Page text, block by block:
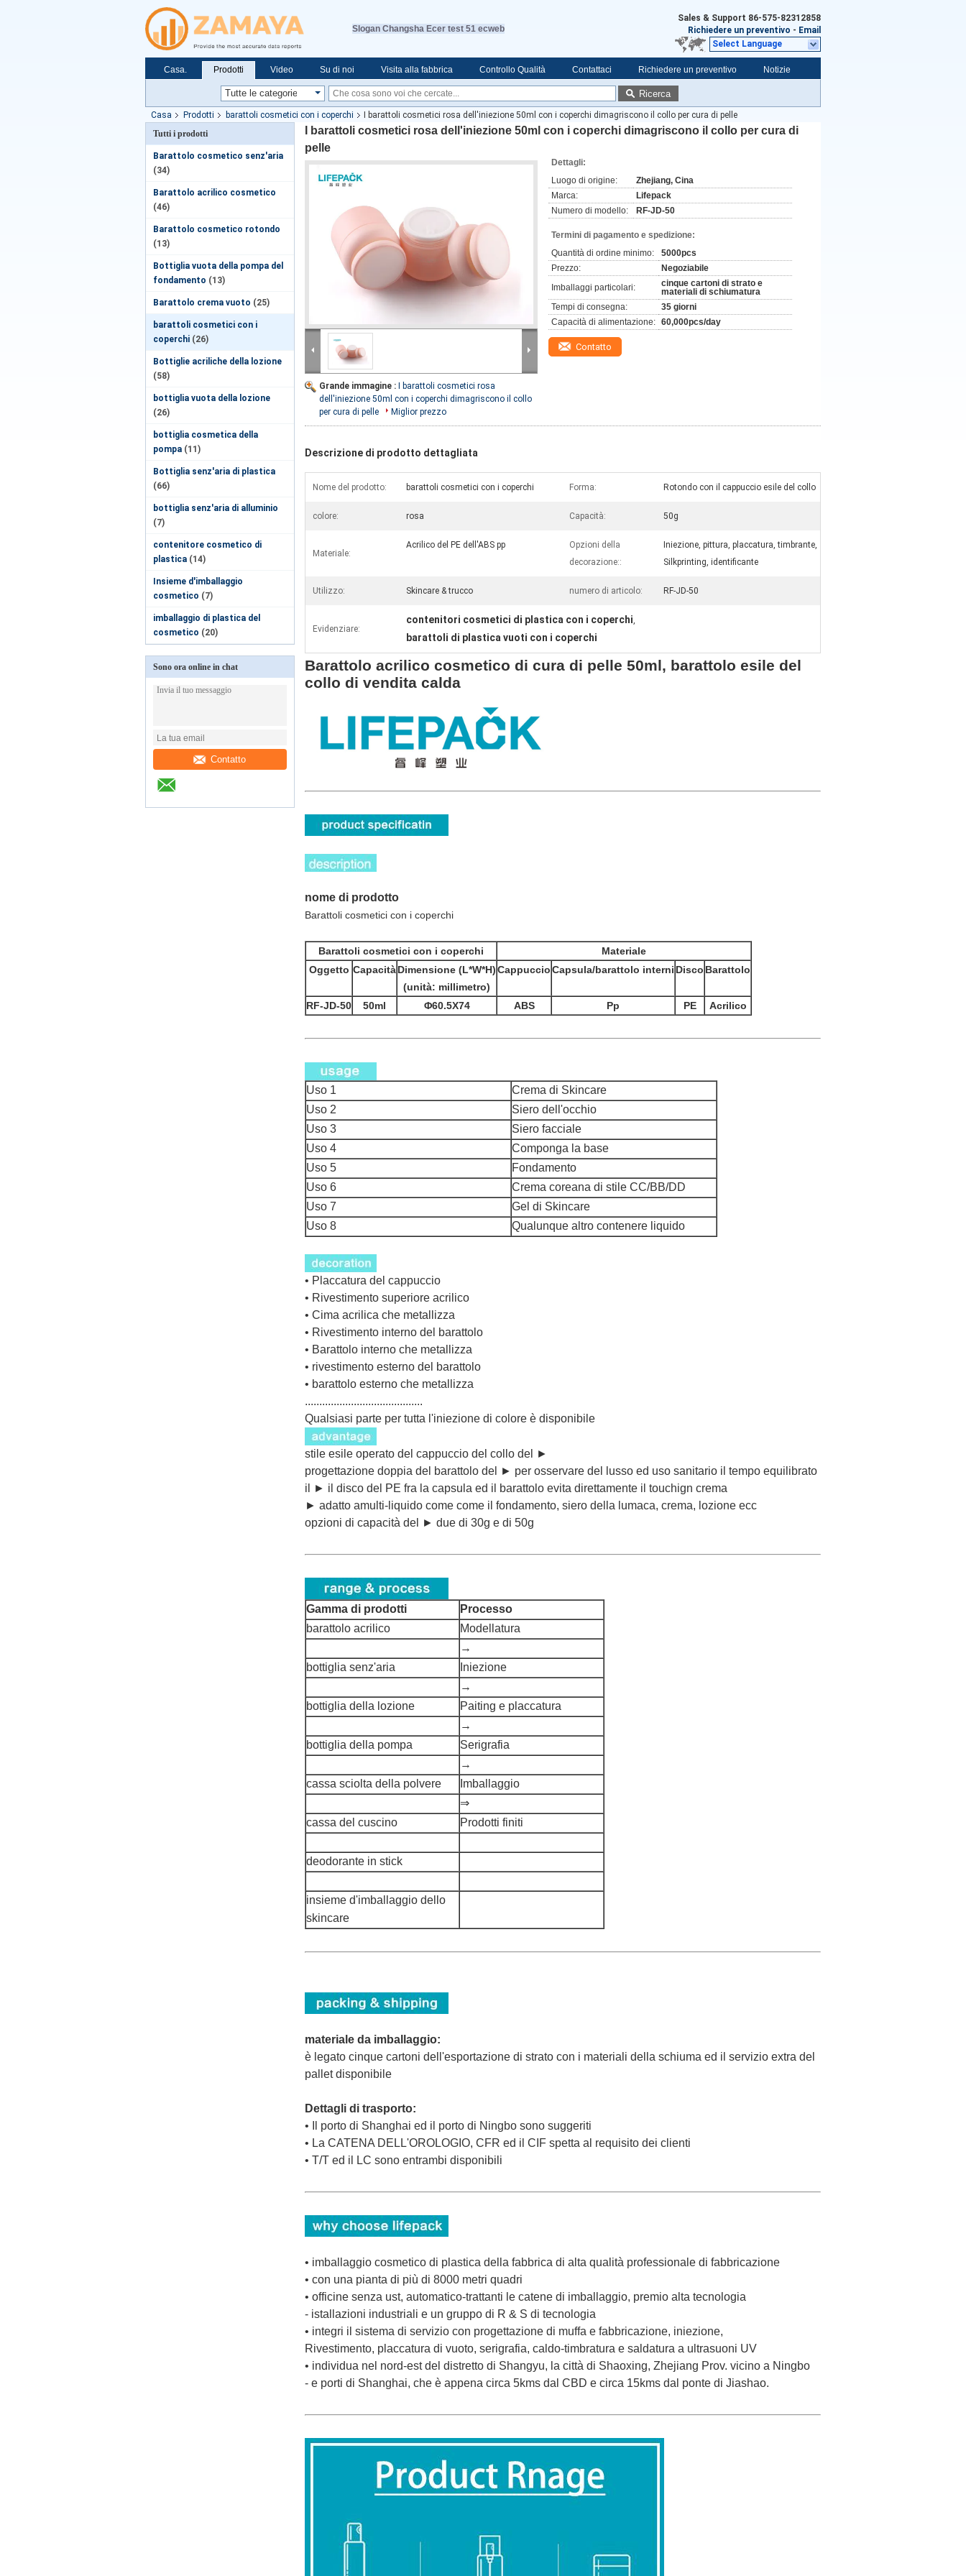
Slogan Changsha Ecer test 51 ecweb
Sales & Support 86-575-82312858
Richiedere un preventivo - Email
Select Language
Casa. Prodotti Video Su di noi Visita alla fabbrica Controllo Qualità Contattaci Richiedere un preventivo Notizie
Ricerca
Casa Prodotti barattoli cosmetici con i coperchi
I barattoli cosmetici rosa dell'iniezione 50ml con i coperchi dimagriscono il collo per cura di pelle
Tutti i prodotti
Barattolo cosmetico senz'aria
(34)
Barattolo acrilico cosmetico
(46)
Barattolo cosmetico rotondo
(13)
Bottiglia vuota della pompa del
fondamento (13)
Barattolo crema vuoto (25)
barattoli cosmetici con i
coperchi (26)
Bottiglie acriliche della lozione
(58)
bottiglia vuota della lozione
(26)
bottiglia cosmetica della
pompa (11)
Bottiglia senz'aria di plastica
(66)
bottiglia senz'aria di alluminio
(7)
contenitore cosmetico di
plastica (14)
Insieme d'imballaggio
cosmetico (7)
imballaggio di plastica del
cosmetico (20)
Sono ora online in chat
Contatto
I barattoli cosmetici rosa dell'iniezione 50ml con i coperchi dimagriscono il collo per cura di
pelle
Grande immagine :
I barattoli cosmetici rosa
dell'iniezione 50ml con i coperchi dimagriscono il collo
per cura di pelle
Miglior prezzo
Dettagli:
Luogo di origine:
Zhejiang, Cina
Marca:
Lifepack
Numero di modello:
RF-JD-50
Termini di pagamento e spedizione:
Quantità di ordine minimo:
5000pcs
Prezzo:
Negoziabile
Imballaggi particolari:
cinque cartoni di strato e
materiali di schiumatura
Tempi di consegna:
35 giorni
Capacità di alimentazione: 60,000pcs/day
Contatto
Descrizione di prodotto dettagliata
Nome del prodotto: barattoli cosmetici con i coperchi Forma: Rotondo con il cappuccio esile del collo
colore: rosa Capacità: 50g
Materiale:
Acrilico del PE dell'ABS pp
Opzioni della
decorazione::
Iniezione, pittura, placcatura, timbrante,
Silkprinting, identificante
Utilizzo: Skincare & trucco numero di articolo: RF-JD-50
Evidenziare:
contenitori cosmetici di plastica con i coperchi,
barattoli di plastica vuoti con i coperchi
Barattolo acrilico cosmetico di cura di pelle 50ml, barattolo esile del
collo di vendita calda
nome di prodotto
Barattoli cosmetici con i coperchi
Barattoli cosmetici con i coperchi
Materiale
Oggetto CapacitàDimensione (L*W*H)
(unità: millimetro)
CappuccioCapsula/barattolo interni Disco Barattolo
RF-JD-50 50ml Φ60.5X74 ABS Pp PE Acrilico
Uso 1
Crema di Skincare
Uso 2
Siero dell'occhio
Uso 3
Siero facciale
Uso 4
Componga la base
Uso 5
Fondamento
Uso 6
Crema coreana di stile CC/BB/DD
Uso 7
Gel di Skincare
Uso 8
Qualunque altro contenere liquido
• Placcatura del cappuccio
• Rivestimento superiore acrilico
• Cima acrilica che metallizza
• Rivestimento interno del barattolo
• Barattolo interno che metallizza
• rivestimento esterno del barattolo
• barattolo esterno che metallizza
.........................................
Qualsiasi parte per tutta l'iniezione di colore è disponibile
stile esile operato del cappuccio del collo del ►
progettazione doppia del barattolo del ► per osservare del lusso ed uso sanitario il tempo equilibrato
il ► il disco del PE fra la capsula ed il barattolo evita direttamente il touchign crema
► adatto amulti-liquido come come il fondamento, siero della lumaca, crema, lozione ecc
opzioni di capacità del ► due di 30g e di 50g
Gamma di prodotti
Processo
barattolo acrilico
Modellatura
→
bottiglia senz'aria
Iniezione
→
bottiglia della lozione
Paiting e placcatura
→
bottiglia della pompa
Serigrafia
→
cassa sciolta della polvere
Imballaggio
⇒
cassa del cuscino
Prodotti finiti
deodorante in stick
insieme d'imballaggio dello
skincare
materiale da imballaggio:
è legato cinque cartoni dell'esportazione di strato con i materiali della schiuma ed il servizio extra del
pallet disponibile
Dettagli di trasporto:
• Il porto di Shanghai ed il porto di Ningbo sono suggeriti
• La CATENA DELL'OROLOGIO, CFR ed il CIF spetta al requisito dei clienti
• T/T ed il LC sono entrambi disponibili
• imballaggio cosmetico di plastica della fabbrica di alta qualità professionale di fabbricazione
• con una pianta di più di 8000 metri quadri
• officine senza ust, automatico-trattanti le catene di imballaggio, premio alta tecnologia
- istallazioni industriali e un gruppo di R & S di tecnologia
• integri il sistema di servizio con progettazione di muffa e fabbricazione, iniezione,
Rivestimento, placcatura di vuoto, serigrafia, caldo-timbratura e saldatura a ultrasuoni UV
• individua nel nord-est del distretto di Shangyu, la città di Shaoxing, Zhejiang Prov. vicino a Ningbo
- e porti di Shanghai, che è appena circa 5kms dal CBD e circa 15kms dal ponte di Jiashao.